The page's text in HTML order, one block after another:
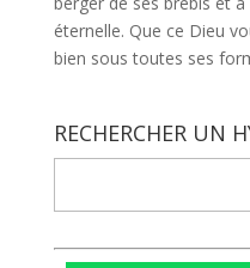
éternelle. Que ce Dieu
bien sous toutes ses
RECHERCHER UN